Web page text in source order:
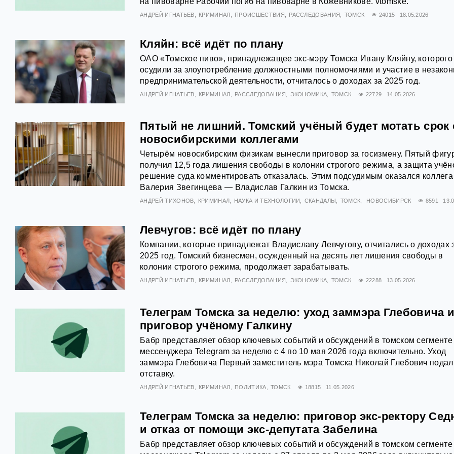
АНДРЕЙ ИГНАТЬЕВ КРИМИНАЛ ПРОИСШЕСТВИЯ РАССЛЕДОВАНИЯ ТОМСК 24015 18.05.2026
Кляйн: всё идёт по плану
ОАО «Томское пиво», принадлежащее экс-мэру Томска Ивану Кляйну, которого
осудили за злоупотребление должностными полномочиями и участие в
предпринимательской деятельности, отчиталось о доходах за 2025 год.
АНДРЕЙ ИГНАТЬЕВ КРИМИНАЛ РАССЛЕДОВАНИЯ ЭКОНОМИКА ТОМСК 22729 14.05.2026
Пятый не лишний. Томский учёный будет мотать срок
новосибирскими коллегами
Четырём новосибирским физикам вынесли приговор за госизмену. Пятый
получил 12,5 года лишения свободы в колонии строгого режима, а защита
решение суда комментировать отказалась. Этим подсудимым оказался коллега
Валерия Звегинцева — Владислав Галкин из Томска.
АНДРЕЙ ТИХОНОВ КРИМИНАЛ НАУКА И ТЕХНОЛОГИИ СКАНДАЛЫ ТОМСК НОВОСИБИРСК 8591
Левчугов: всё идёт по плану
Компании, которые принадлежат Владиславу Левчугову, отчитались о доходах
2025 год. Томский бизнесмен, осужденный на десять лет лишения свободы в
колонии строгого режима, продолжает зарабатывать.
АНДРЕЙ ИГНАТЬЕВ КРИМИНАЛ РАССЛЕДОВАНИЯ ЭКОНОМИКА ТОМСК 22288 13.05.2026
Телеграм Томска за неделю: уход заммэра Глебовича и
приговор учёному Галкину
Бабр представляет обзор ключевых событий и обсуждений в томском сегменте
мессенджера Telegram за неделю с 4 по 10 мая 2026 года включительно. Уход
заммэра Глебовича Первый заместитель мэра Томска Николай Глебович подал
отставку.
АНДРЕЙ ИГНАТЬЕВ КРИМИНАЛ ПОЛИТИКА ТОМСК 18815 11.05.2026
Телеграм Томска за неделю: приговор экс-ректору
и отказ от помощи экс-депутата Забелина
Бабр представляет обзор ключевых событий и обсуждений в томском сегменте